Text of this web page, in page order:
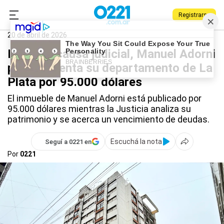
Registrarse
0221.com.ar
Manuel Adorni
20 de abril de 2026
En plena causa judicial, Manuel Adorni
puso en venta su departamento de La
Plata por 95.000 dólares
El inmueble de Manuel Adorni está publicado por
95.000 dólares mientras la Justicia analiza su
patrimonio y se acerca un vencimiento de deudas.
Seguí a 0221 en
Escuchá la nota
Por 0221